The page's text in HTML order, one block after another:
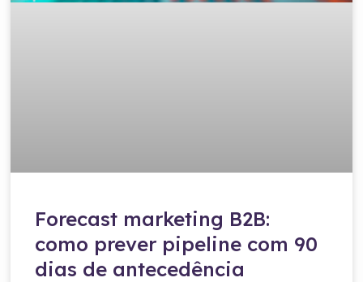
Forecast marketing B2B:
como prever pipeline com 90
dias de antecedência